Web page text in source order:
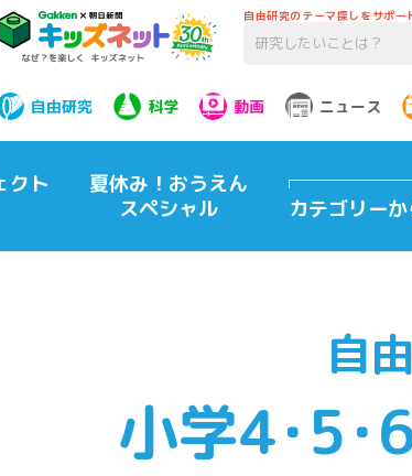
自由研究のテーマ探しをサポー
自由研究 科学 動画 ニュース
クト
夏休み！おうえん
スペシャル
カテゴリーか
自
小学4･5･